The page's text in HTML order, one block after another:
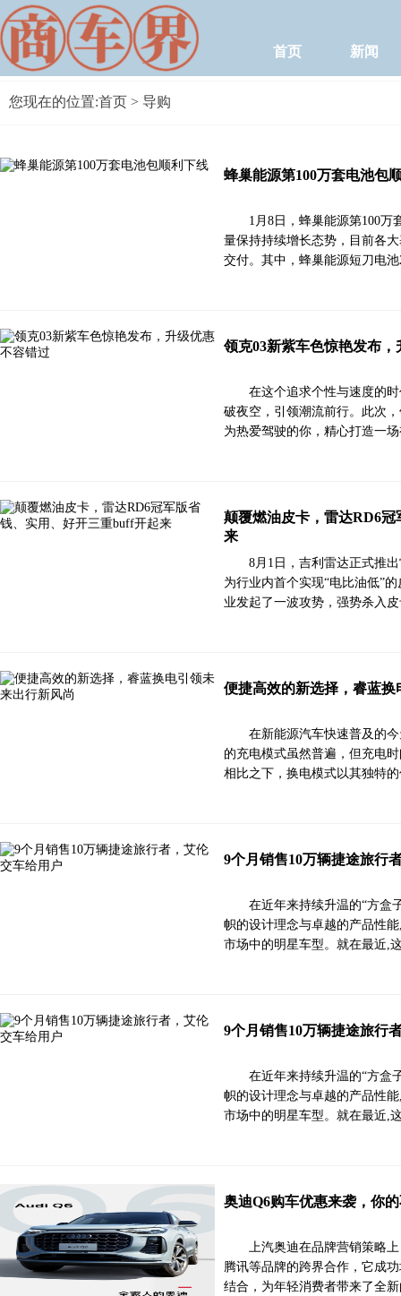
首页 新闻
您现在的位置:首页 > 导购
蜂巢能源第100万套电池包
1月8日，蜂巢能源第100
量保持持续增长态势，目前各
交付。其中，蜂巢能源短刀电
领克03新紫车色惊艳发布
在这个追求个性与速度的
破夜空，引领潮流前行。此次
为热爱驾驶的你，精心打造一
颠覆燃油皮卡，雷达RD6
来
8月1日，吉利雷达正式推
为行业内首个实现“电比油低”
业发起了一波攻势，强势杀入
便捷高效的新选择，睿蓝
在新能源汽车快速普及的
的充电模式虽然普遍，但充电
相比之下，换电模式以其独特
9个月销售10万辆捷途旅行
在近年来持续升温的“方盒
帜的设计理念与卓越的产品性
市场中的明星车型。就在最近
9个月销售10万辆捷途旅行
在近年来持续升温的“方盒
帜的设计理念与卓越的产品性
市场中的明星车型。就在最近
奥迪Q6购车优惠来袭，你
上汽奥迪在品牌营销策略
腾讯等品牌的跨界合作，它成
结合，为年轻消费者带来了全